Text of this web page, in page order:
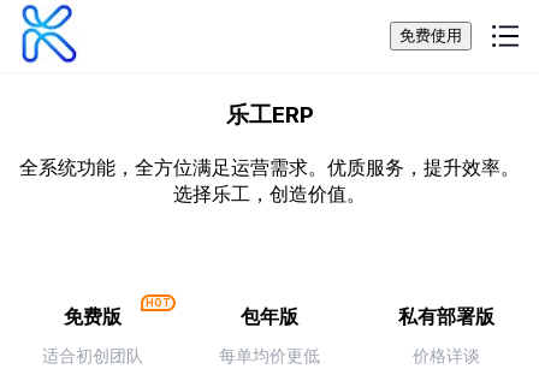
免费使用
乐工ERP
全系统功能，全方位满足运营需求。优质服务，提升效率。
选择乐工，创造价值。
HOT
免费版
适合初创团队
包年版
每单均价更低
私有部署版
价格详谈